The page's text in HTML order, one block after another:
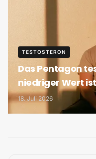
TESTOSTERON
Das Pentagon
niedriger Wert
18. Juli 2026